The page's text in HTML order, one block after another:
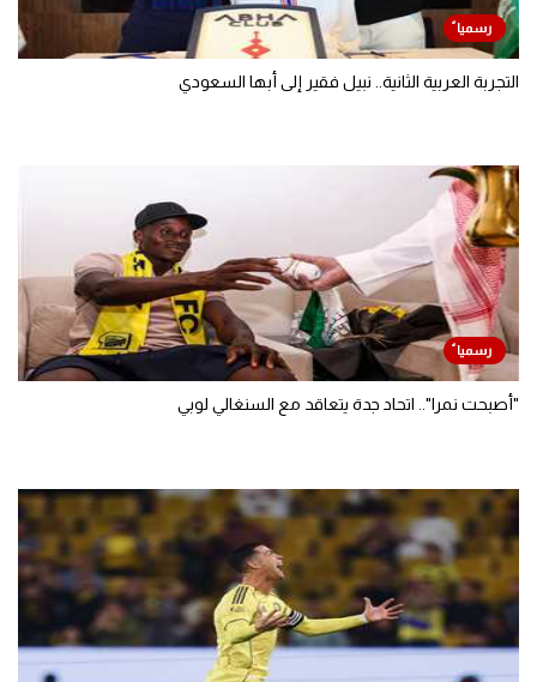
التجربة العربية الثانية.. نبيل فقير إلى أبها السعودي
"أصبحت نمرا".. اتحاد جدة يتعاقد مع السنغالي لوبي